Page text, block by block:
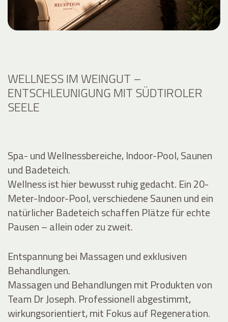
WELLNESS IM WEINGUT –
ENTSCHLEUNIGUNG MIT SÜDTIROLER
SEELE
Spa- und Wellnessbereiche, Indoor-Pool, Saunen
und Badeteich.
Wellness ist hier bewusst ruhig gedacht. Ein 20-
Meter-Indoor-Pool, verschiedene Saunen und ein
natürlicher Badeteich schaffen Plätze für echte
Pausen – allein oder zu zweit.
Entspannung bei Massagen und exklusiven
Behandlungen.
Massagen und Behandlungen mit Produkten von
Team Dr Joseph. Professionell abgestimmt,
wirkungsorientiert, mit Fokus auf Regeneration.